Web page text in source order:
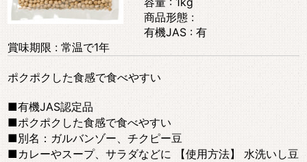
商品形態 :
有機JAS : 有
賞味期限 : 常温で1年
ポクポクした食感で食べやすい
■有機JAS認定品
■ポクポクした食感で食べやすい
■別名：ガルバンゾー、チクピー豆
■カレーやスープ、サラダなどに 【使用方法】 水洗いし豆